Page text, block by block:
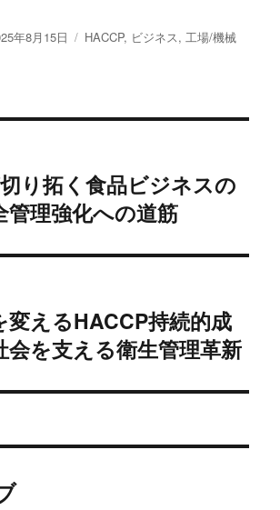
年8月15日
カ
HACCP, ビジネス,工場/機械
り拓く食品ビジネスの
管理強化への道筋
変えるHACCP持続的成
会を支える衛生管理革新